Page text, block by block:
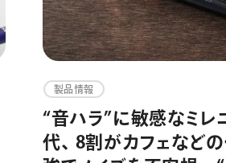
製品情報
“音ハラ”に敏感なミレ
代、 8割がカフェなど